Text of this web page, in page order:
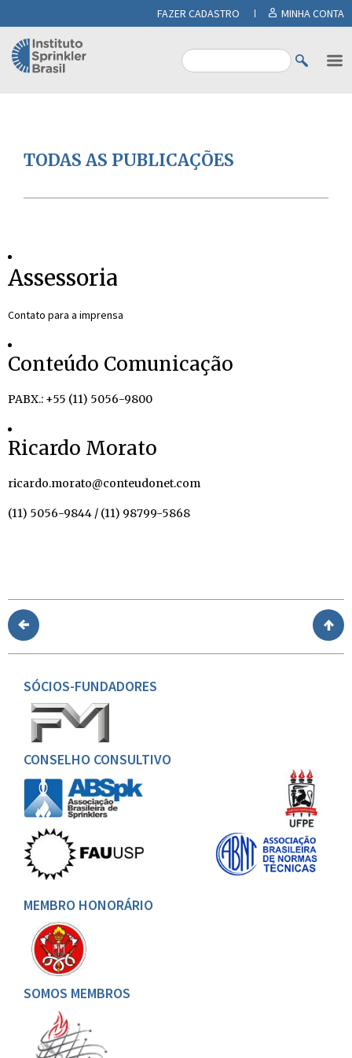
FAZER CADASTRO MINHA CONTA
TODAS AS PUBLICAÇÕES
Assessoria
Contato para a imprensa
Conteúdo Comunicação
PABX.: +55 (11) 5056-9800
Ricardo Morato
ricardo.morato@conteudonet.com
(11) 5056-9844 / (11) 98799-5868
SÓCIOS-FUNDADORES
CONSELHO CONSULTIVO
MEMBRO HONORÁRIO
SOMOS MEMBROS